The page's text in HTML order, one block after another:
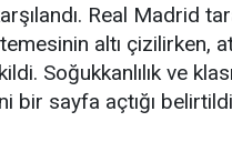
Real Madrid
altı çizilirken,
Soğukkanlılık ve
bir sayfa açtığı